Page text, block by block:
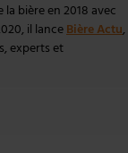
bière en 2018 avec
il lanceBière Actu,
experts et